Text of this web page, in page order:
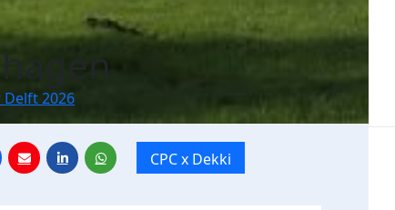
Delft 2026
CPC x Dekki